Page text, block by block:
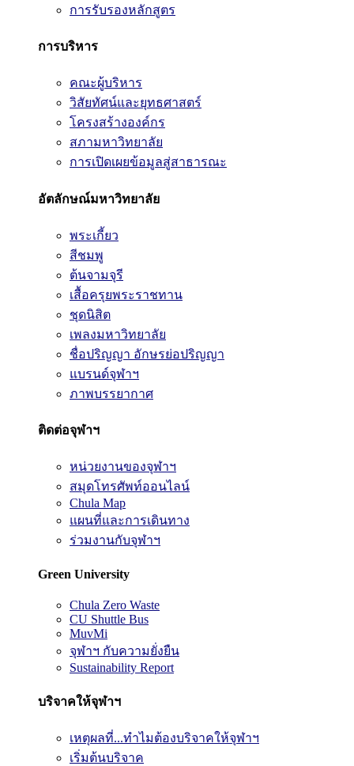
การรับรองหลักสูตร
การบริหาร
คณะผู้บริหาร
วิสัยทัศน์และยุทธศาสตร์
โครงสร้างองค์กร
สภามหาวิทยาลัย
การเปิดเผยข้อมูลสู่สาธารณะ
อัตลักษณ์มหาวิทยาลัย
พระเกี้ยว
สีชมพู
ต้นจามจุรี
เสื้อครุยพระราชทาน
ชุดนิสิต
เพลงมหาวิทยาลัย
ชื่อปริญญา อักษรย่อปริญญา
แบรนด์จุฬาฯ
ภาพบรรยากาศ
ติดต่อจุฬาฯ
หน่วยงานของจุฬาฯ
สมุดโทรศัพท์ออนไลน์
Chula Map
แผนที่และการเดินทาง
ร่วมงานกับจุฬาฯ
Green University
Chula Zero Waste
CU Shuttle Bus
MuvMi
จุฬาฯ กับความยั่งยืน
Sustainability Report
บริจาคให้จุฬาฯ
เหตุผลที่...ทำไมต้องบริจาคให้จุฬาฯ
เริ่มต้นบริจาค